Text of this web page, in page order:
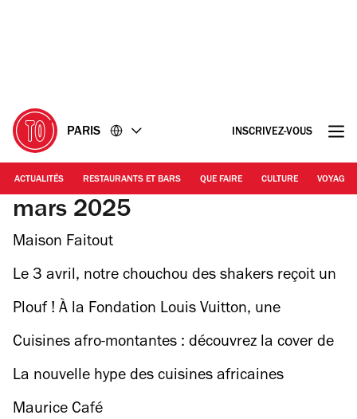
PARIS INSCRIVEZ-VOUS
ACTUALITÉS RESTAURANTS ET BARS QUE FAIRE CULTURE VOYAGE
mars 2025
Maison Faitout
Le 3 avril, notre chouchou des shakers reçoit un
mythique restaurant de fruits de mer de
Montparnasse
Plouf ! À la Fondation Louis Vuitton, une
nocturne gratuite pour voir l'expo blockbuster sur
David Hockney
Cuisines afro-montantes : découvrez la cover de
mars 2025 de Time Out
La nouvelle hype des cuisines africaines
Maurice Café